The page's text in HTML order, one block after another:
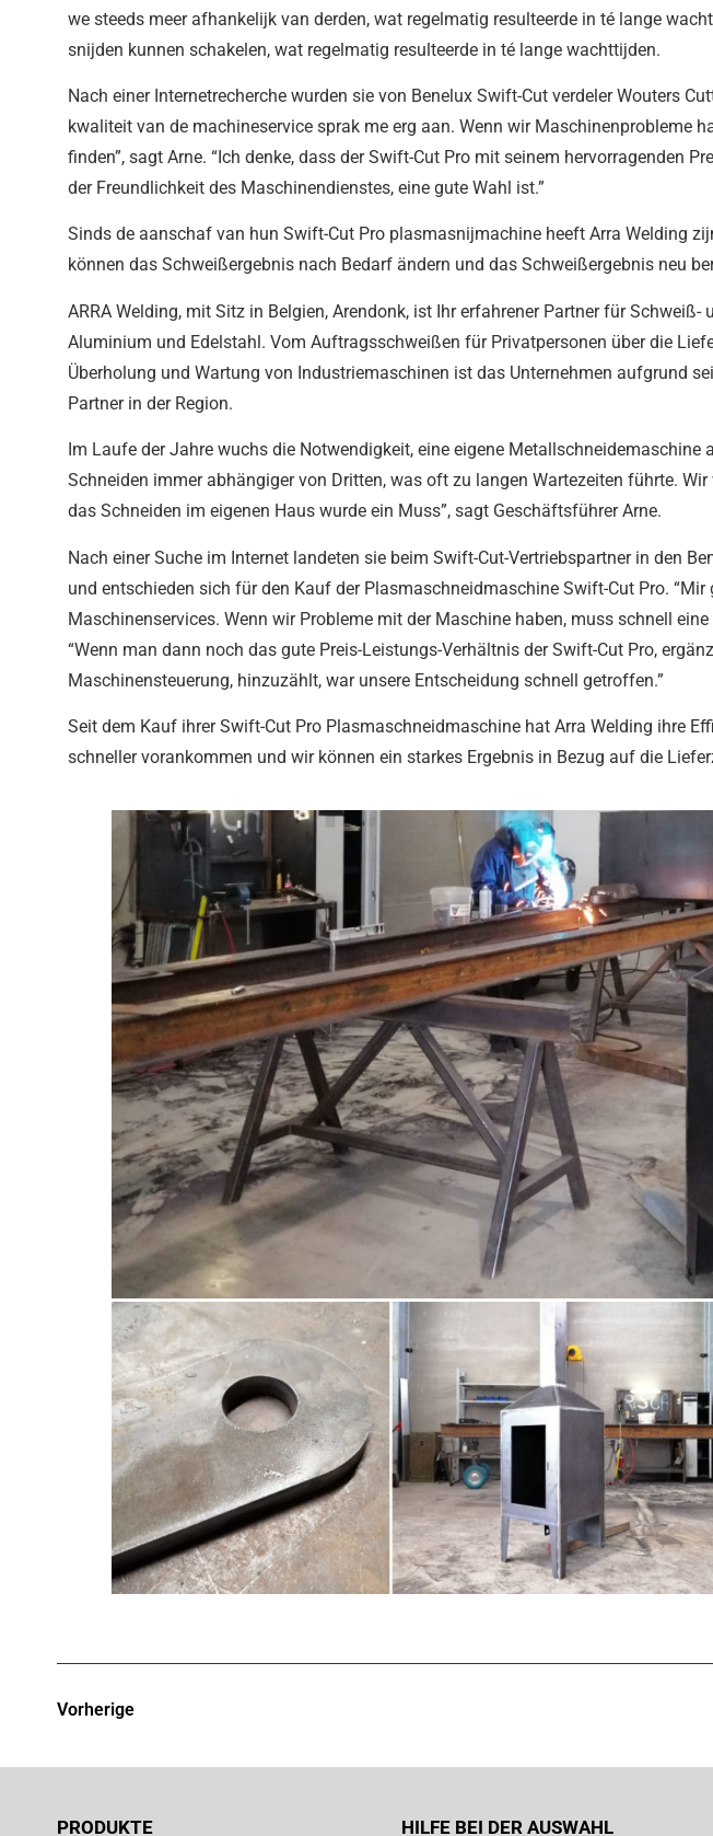
we steeds meer afhankelijk van derden, wat regelmatig resulteerde in té lange
snijden kunnen schakelen, wat regelmatig resulteerde in té lange wachttijden.
Nach einer Internetrecherche wurden sie von Benelux Swift-Cut verdeler Wouters
kwaliteit van de machineservice sprak me erg aan. Wenn wir Maschinenprobleme
finden”, sagt Arne. “Ich denke, dass der Swift-Cut Pro mit seinem hervorragenden
der Freundlichkeit des Maschinendienstes, eine gute Wahl ist.”
Sinds de aanschaf van hun Swift-Cut Pro plasmasnijmachine heeft Arra Welding
können das Schweißergebnis nach Bedarf ändern und das Schweißergebnis neu
ARRA Welding, mit Sitz in Belgien, Arendonk, ist Ihr erfahrener Partner für
Aluminium und Edelstahl. Vom Auftragsschweißen für Privatpersonen über die
Überholung und Wartung von Industriemaschinen ist das Unternehmen aufgrund
Partner in der Region.
Im Laufe der Jahre wuchs die Notwendigkeit, eine eigene Metallschneidemaschine
Schneiden immer abhängiger von Dritten, was oft zu langen Wartezeiten führte.
das Schneiden im eigenen Haus wurde ein Muss”, sagt Geschäftsführer Arne.
Nach einer Suche im Internet landeten sie beim Swift-Cut-Vertriebspartner in den
und entschieden sich für den Kauf der Plasmaschneidmaschine Swift-Cut Pro.
Maschinenservices. Wenn wir Probleme mit der Maschine haben, muss schnell
“Wenn man dann noch das gute Preis-Leistungs-Verhältnis der Swift-Cut Pro,
Maschinensteuerung, hinzuzählt, war unsere Entscheidung schnell getroffen.”
Seit dem Kauf ihrer Swift-Cut Pro Plasmaschneidmaschine hat Arra Welding ihre
schneller vorankommen und wir können ein starkes Ergebnis in Bezug auf die
Vorherige
PRODUKTE HILFE BEI DER AUSWAHL